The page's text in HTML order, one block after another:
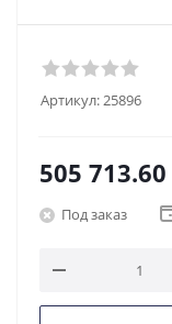
Артикул:25896
505 713.60
Под заказ